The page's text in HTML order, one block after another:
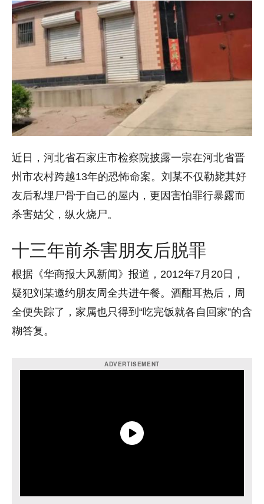
近日，河北省石家庄市检察院披露一宗在河北省晋
州市农村跨越13年的恐怖命案。刘某不仅勒毙其好
友后私埋尸骨于自己的屋内，更因害怕罪行暴露而
杀害姑父，纵火烧尸。
十三年前杀害朋友后脱罪
根据《华商报大风新闻》报道，2012年7月20日，
疑犯刘某邀约朋友周全共进午餐。酒酣耳热后，周
全便失踪了，家属也只得到“吃完饭就各自回家”的含
糊答复。